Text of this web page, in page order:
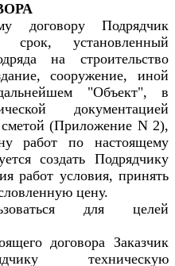
договору Подрядчик
срок, установленный
на строительство
сооружение, иной
"Объект", в
документацией
(Приложение N 2),
работ по настоящему
создать Подрядчику
работ условия, принять
цену.
для целей
договора Заказчик
техническую